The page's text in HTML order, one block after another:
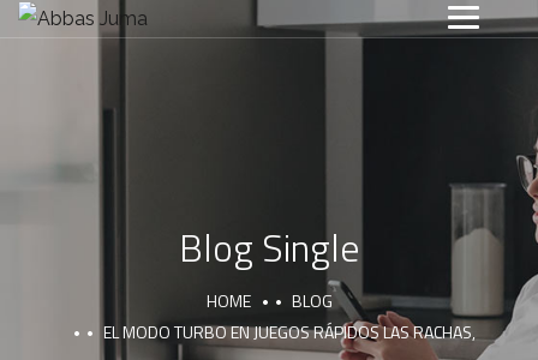
Blog Single
HOME
BLOG
EL MODO TURBO EN JUEGOS RÁPIDOS LAS RACHAS,